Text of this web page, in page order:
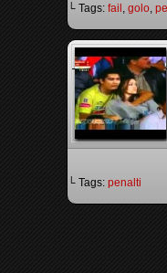
└ Tags: fail , golo,
└ Tags: penalti